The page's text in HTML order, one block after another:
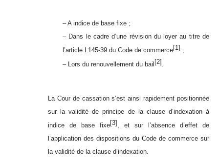
– A indice de base fixe ;
– Dans le cadre d’une révision du loyer au titre de
l’article L145-39 du Code de commerce[1] ;
– Lors du renouvellement du bail [2].
La Cour de cassation s’est ainsi rapidement positionnée
sur la validité de principe de la clause d’indexation à
indice de base fixe[3] , et sur l’absence d’effet de
l’application des dispositions du Code de commerce sur
la validité de la clause d’indexation.